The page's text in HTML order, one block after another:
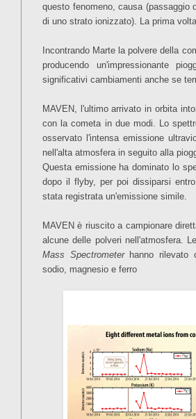
questo fenomeno, causa (passaggio
di uno strato ionizzato). La prima
Incontrando Marte la polvere della
producendo un'impressionante
significativi cambiamenti anche se
MAVEN, l'ultimo arrivato in orbita
con la cometa in due modi. Lo
osservato l'intensa emissione
nell'alta atmosfera in seguito alla
Questa emissione ha dominato lo
dopo il flyby, per poi dissiparsi
stata registrata un'emissione simile.
MAVEN è riuscito a campionare
alcune delle polveri nell'atmosfera.
Mass Spectrometerhanno rilevato
sodio, magnesio e ferro